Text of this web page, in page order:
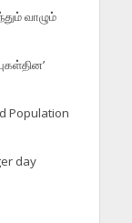
வாழும்
Population
day